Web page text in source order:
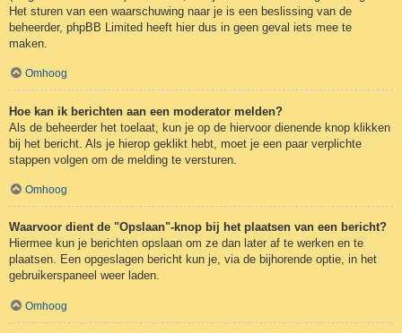
Het sturen van een waarschuwing naar je is een beslissing van de
beheerder, phpBB Limited heeft hier dus in geen geval iets mee te
maken.
Omhoog
Hoe kan ik berichten aan een moderator melden?
Als de beheerder het toelaat, kun je op de hiervoor dienende knop klikken
bij het bericht. Als je hierop geklikt hebt, moet je een paar verplichte
stappen volgen om de melding te versturen.
Omhoog
Waarvoor dient de "Opslaan"-knop bij het plaatsen van een bericht?
Hiermee kun je berichten opslaan om ze dan later af te werken en te
plaatsen. Een opgeslagen bericht kun je, via de bijhorende optie, in het
gebruikerspaneel weer laden.
Omhoog